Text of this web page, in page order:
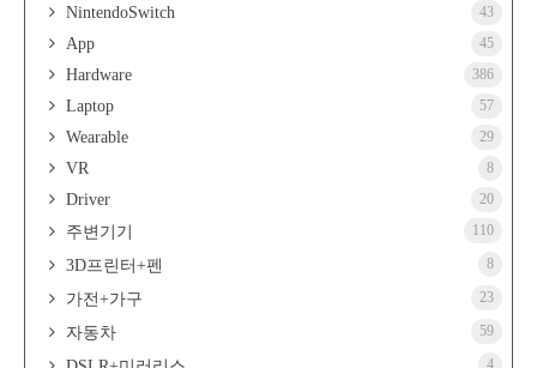
NintendoSwitch 43
App 45
Hardware 386
Laptop 57
Wearable 29
VR 8
Driver 20
주변기기 110
3D프린터+펜 8
가전+가구 23
자동차 59